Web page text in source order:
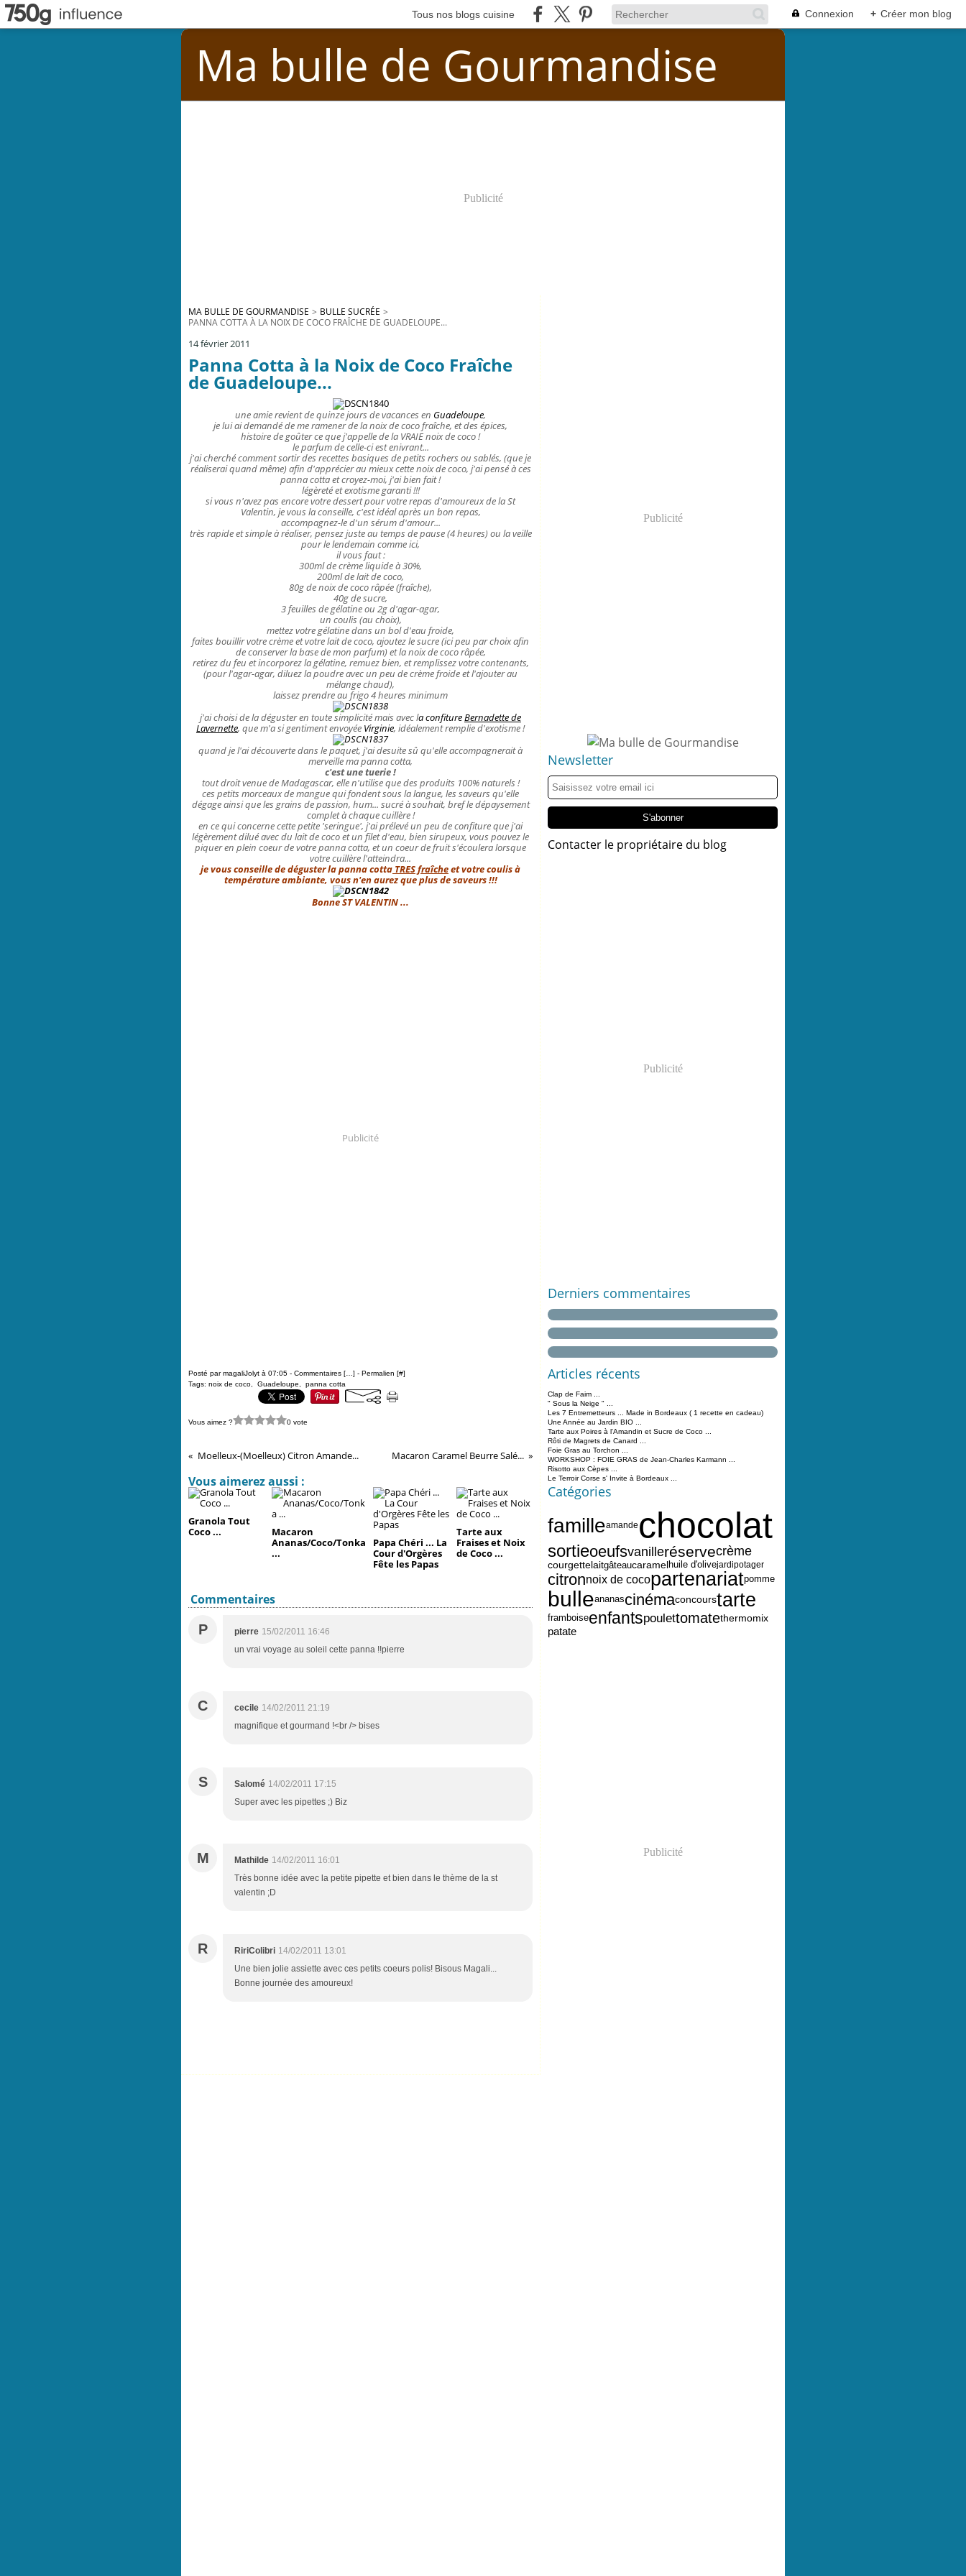
Tous nos blogs cuisine Connexion + Créer mon blog
Ma bulle de Gourmandise
Publicité
MA BULLE DE GOURMANDISE > BULLE SUCRÉE >
PANNA COTTA À LA NOIX DE COCO FRAÎCHE DE GUADELOUPE...
14 février 2011
Panna Cotta à la Noix de Coco Fraîche
de Guadeloupe...
une amie revient de quinze jours de vacances en Guadeloupe,
je lui ai demandé de me ramener de la noix de coco fraîche, et des épices,
histoire de goûter ce que j'appelle de la VRAIE noix de coco !
le parfum de celle-ci est enivrant...
j'ai cherché comment sortir des recettes basiques de petits rochers ou sablés, (que je
réaliserai quand même) afin d'apprécier au mieux cette noix de coco, j'ai pensé à ces
panna cotta et croyez-moi, j'ai bien fait !
légèreté et exotisme garanti !!!
si vous n'avez pas encore votre dessert pour votre repas d'amoureux de la St
Valentin, je vous la conseille, c'est idéal après un bon repas,
accompagnez-le d'un sérum d'amour...
très rapide et simple à réaliser, pensez juste au temps de pause (4 heures) ou la veille
pour le lendemain comme ici,
il vous faut :
300ml de crème liquide à 30%,
200ml de lait de coco,
80g de noix de coco râpée (fraîche),
40g de sucre,
3 feuilles de gélatine ou 2g d'agar-agar,
un coulis (au choix),
mettez votre gélatine dans un bol d'eau froide,
faites bouillir votre crème et votre lait de coco, ajoutez le sucre (ici peu par choix afin
de conserver la base de mon parfum) et la noix de coco râpée,
retirez du feu et incorporez la gélatine, remuez bien, et remplissez votre contenants,
(pour l'agar-agar, diluez la poudre avec un peu de crème froide et l'ajouter au
mélange chaud),
laissez prendre au frigo 4 heures minimum
j'ai choisi de la déguster en toute simplicité mais avec la confitureBernadette de
Lavernette, que m'a si gentiment envoyée Virginie, idéalement remplie d'exotisme !
quand je l'ai découverte dans le paquet, j'ai desuite sû qu'elle accompagnerait à
merveille ma panna cotta,
c'est une tuerie !
tout droit venue de Madagascar, elle n'utilise que des produits 100% naturels !
ces petits morceaux de mangue qui fondent sous la langue, les saveurs qu'elle
dégage ainsi que les grains de passion, hum... sucré à souhait, bref le dépaysement
complet à chaque cuillère !
en ce qui concerne cette petite 'seringue', j'ai prélevé un peu de confiture que j'ai
légèrement dilué avec du lait de coco et un filet d'eau, bien sirupeux, vous pouvez le
piquer en plein coeur de votre panna cotta, et un coeur de fruit s'écoulera lorsque
votre cuillère l'atteindra...
je vous conseille de déguster la panna cotta TRES fraîcheet votre coulis à
température ambiante, vous n'en aurez que plus de saveurs !!!
Bonne ST VALENTIN ...
Publicité
Posté par magaliJolyt à 07:05 - Commentaires [ ] - Permalien [#]
Tags: noix de coco Guadeloupe panna cotta
Vous aimez ? 0 vote
Moelleux-(Moelleux) Citron Amande... Macaron Caramel Beurre Salé...
Vous aimerez aussi :
Granola Tout
Coco ...
Macaron
Ananas/Coco/Tonka
...
Papa Chéri ... La
Cour d'Orgères
Fête les Papas
Tarte aux
Fraises et Noix
de Coco ...
Commentaires
P
pierre 15/02/2011 16:46
un vrai voyage au soleil cette panna !!pierre
C cecile 14/02/2011 21:19
magnifique et gourmand !<br /> bises
S Salomé 14/02/2011 17:15
Super avec les pipettes ;) Biz
M Mathilde 14/02/2011 16:01
Très bonne idée avec la petite pipette et bien dans le thème de la st
valentin ;D
R RiriColibri 14/02/2011 13:01
Une bien jolie assiette avec ces petits coeurs polis! Bisous Magali...
Bonne journée des amoureux!
Publicité
Newsletter
Contacter le propriétaire du blog
Publicité
Derniers commentaires
Articles récents
Clap de Faim ...
" Sous la Neige " ...
Les 7 Entremetteurs ... Made in Bordeaux ( 1 recette en cadeau)
Une Année au Jardin BIO ...
Tarte aux Poires à l'Amandin et Sucre de Coco ...
Rôti de Magrets de Canard ...
Foie Gras au Torchon ...
WORKSHOP : FOIE GRAS de Jean-Charles Karmann ...
Risotto aux Cèpes ...
Le Terroir Corse s' Invite à Bordeaux ...
Catégories
familleamande chocolat
sortieoeufsvanilleréservecrème
courgettelaitgâteaucaramelhuile d'olivejardipotager
citronnoix de cocopartenariatpomme
bulleananascinémaconcourstarte
framboiseenfantspoulettomatethermomix
patate
Publicité